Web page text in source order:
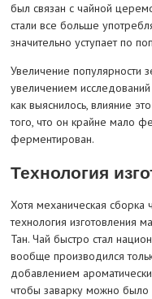
был связан с чайной
стали все больше
значительно уступает по
Увеличение популярности
увеличением
как выяснилось, влияние
того, что он крайне мало
ферментирован.
Технология
Хотя механическая
технология изготовления
Тан. Чай быстро стал
вообще производился
добавлением
чтобы заварку можно